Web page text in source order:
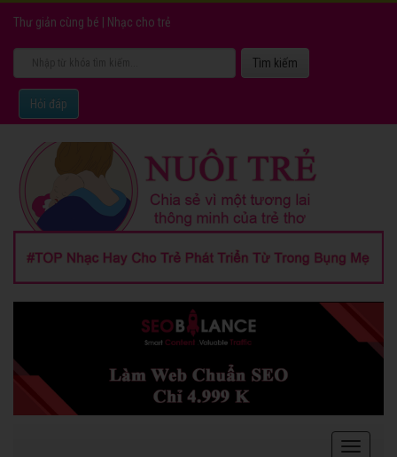
Thư giản cùng bé Nhạc cho trẻ
Hỏi đáp